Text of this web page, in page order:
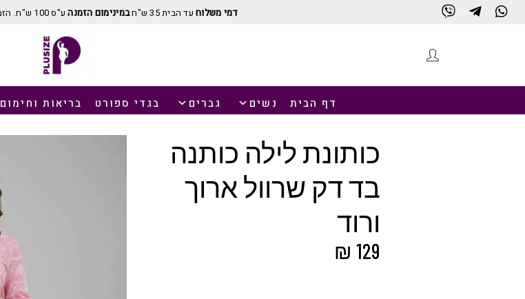
דמי משלוחעד הבית 35 ש"ח במינימום הזמנהע"ס 100 ש"ח. הזמנה מעל
דף הבית נשים גברים בגדי ספורט בריאות וחימום
חנות
כותונת לילה כותנה
בד דק שרוול ארוך
ורוד
₪ 129